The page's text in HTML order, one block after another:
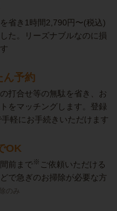
省き1時間2,790円〜(税込)
た。リーズナブルなのに損
ん予約
打合せ等の無駄を省き、お
をマッチングします。登録
軽にお手続きいただけます
OK
前まで※ ご依頼いただける
で急ぎのお掃除が必要な方
のみ